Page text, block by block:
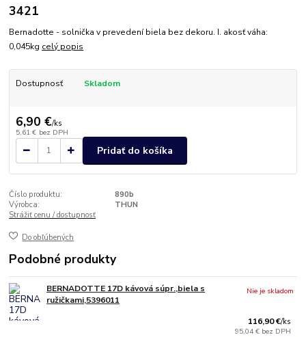
3421
Bernadotte - solnička v prevedení biela bez dekoru. I. akosť váha:
0,045kg celý popis
Dostupnosť Skladom
6,90 €/ks
5,61 € bez DPH
Pridať do košíka
Číslo produktu:
890b
Výrobca:
THUN
Strážiť cenu / dostupnosť
Do obľúbených
Podobné produkty
BERNADOTTE 17D kávová súpr.,biela s
ružičkami,5396011
116,90 €/ks
95,04 € bez DPH
Nie je skladom